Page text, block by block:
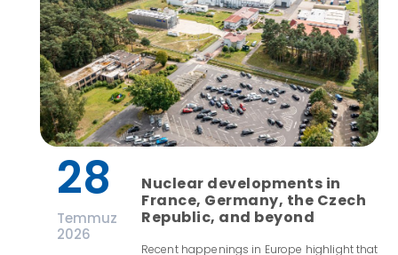
28
Temmuz
2026
Nuclear developments in
France, Germany, the Czech
Republic, and beyond
Recent happenings in Europe highlight that